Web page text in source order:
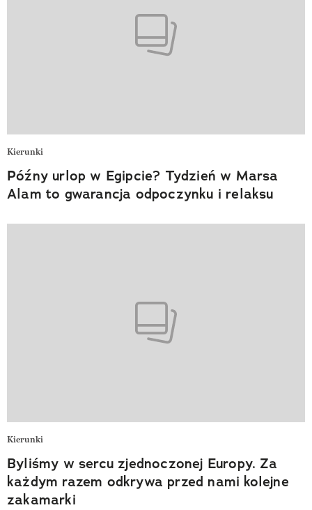
Kierunki
Późny urlop w Egipcie? Tydzień w Marsa
Alam to gwarancja odpoczynku i relaksu
Kierunki
Byliśmy w sercu zjednoczonej Europy. Za
każdym razem odkrywa przed nami kolejne
zakamarki